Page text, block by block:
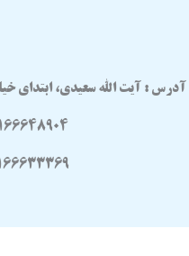
آدرس : آیت الله سعیدی، ابتدای